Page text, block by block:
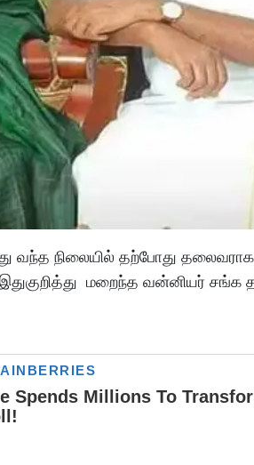
வந்த நிலையில் தற்போது
மறைந்த வன்னியர் சங்க